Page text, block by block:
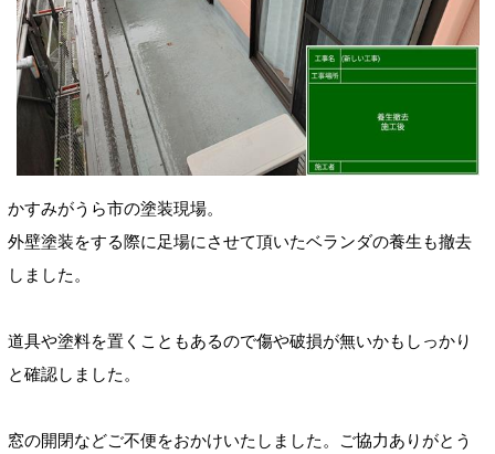
かすみがうら市の塗装現場。
外壁塗装をする際に足場にさせて頂いたベランダの養生も撤去
しました。
道具や塗料を置くこともあるので傷や破損が無いかもしっかり
と確認しました。
窓の開閉などご不便をおかけいたしました。
ご協力ありがとう